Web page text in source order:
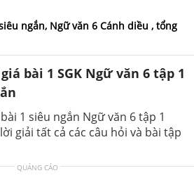
ngắn, Ngữ văn 6 Cánh diều , tổng
bài 1 SGK Ngữ văn 6 tập 1
1 siêu ngắn Ngữ văn 6 tập 1
giải tất cả các câu hỏi và bài tập
QUẢNG CÁO